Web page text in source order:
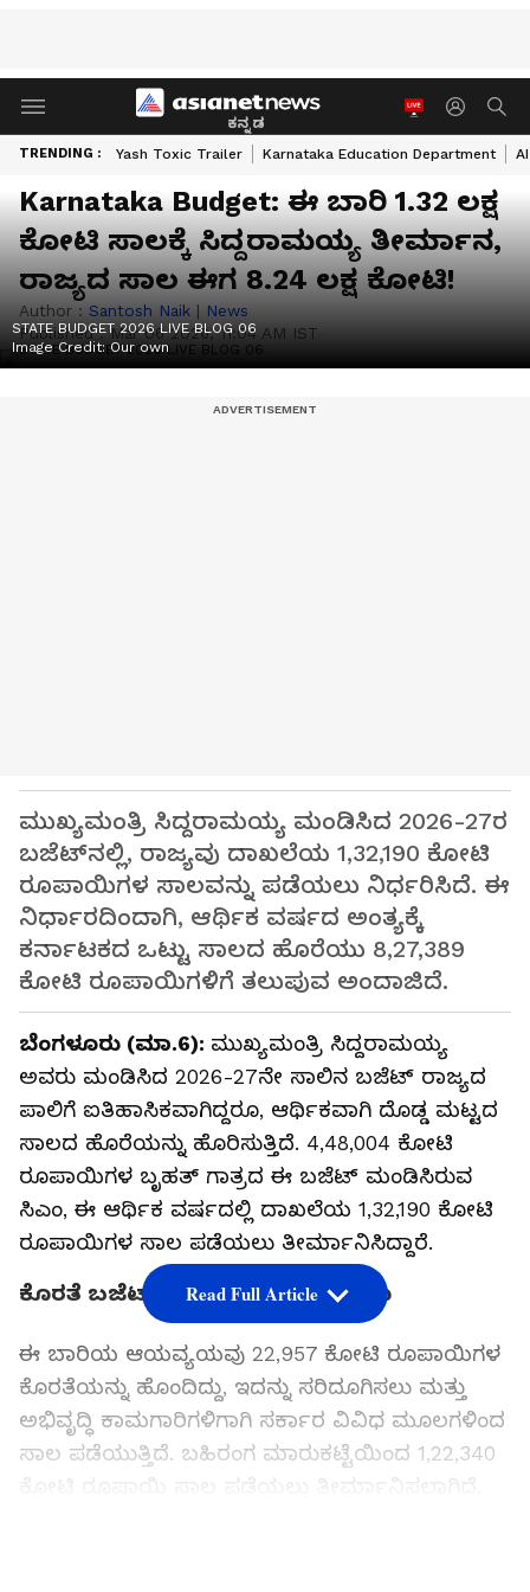
ಕನ್ನಡ
TRENDING : Yash Toxic Trailer Karnataka Education Department
Karnataka Budget: ಈ ಬಾರಿ 1.32 ಲಕ್ಷ
ಕೋಟಿ ಸಾಲಕ್ಕೆ ಸಿದ್ದರಾಮಯ್ಯ ತೀರ್ಮಾನ,
ರಾಜ್ಯದ ಸಾಲ ಈಗ 8.24 ಲಕ್ಷ ಕೋಟಿ!
Author : Santosh Naik | News
Published :Mar 06 2026, 11:04 AM IST
STATE BUDGET 2026 LIVE BLOG 06
Image Credit:Our own
ಮುಖ್ಯಮಂತ್ರಿ ಸಿದ್ದರಾಮಯ್ಯ ಮಂಡಿಸಿದ 2026-27ರ
ಬಜೆಟ್‌ನಲ್ಲಿ, ರಾಜ್ಯವು ದಾಖಲೆಯ 1,32,190 ಕೋಟಿ
ರೂಪಾಯಿಗಳ ಸಾಲವನ್ನು ಪಡೆಯಲು ನಿರ್ಧರಿಸಿದೆ. ಈ
ನಿರ್ಧಾರದಿಂದಾಗಿ, ಆರ್ಥಿಕ ವರ್ಷದ ಅಂತ್ಯಕ್ಕೆ
ಕರ್ನಾಟಕದ ಒಟ್ಟು ಸಾಲದ ಹೊರೆಯು 8,27,389
ಕೋಟಿ ರೂಪಾಯಿಗಳಿಗೆ ತಲುಪುವ ಅಂದಾಜಿದೆ.
ಬೆಂಗಳೂರು (ಮಾ.6): ಮುಖ್ಯಮಂತ್ರಿ ಸಿದ್ದರಾಮಯ್ಯ
ಅವರು ಮಂಡಿಸಿದ 2026-27ನೇ ಸಾಲಿನ ಬಜೆಟ್ ರಾಜ್ಯದ
ಪಾಲಿಗೆ ಐತಿಹಾಸಿಕವಾಗಿದ್ದರೂ, ಆರ್ಥಿಕವಾಗಿ ದೊಡ್ಡ ಮಟ್ಟದ
ಸಾಲದ ಹೊರೆಯನ್ನು ಹೊರಿಸುತ್ತಿದೆ. 4,48,004 ಕೋಟಿ
ರೂಪಾಯಿಗಳ ಬೃಹತ್ ಗಾತ್ರದ ಈ ಬಜೆಟ್ ಮಂಡಿಸಿರುವ
ಸಿಎಂ, ಈ ಆರ್ಥಿಕ ವರ್ಷದಲ್ಲಿ ದಾಖಲೆಯ 1,32,190 ಕೋಟಿ
ರೂಪಾಯಿಗಳ ಸಾಲ ಪಡೆಯಲು ತೀರ್ಮಾನಿಸಿದ್ದಾರೆ.
ಕೊರತೆ ಬಜೆಟ್ ಮತ್ತು ಸಾಲದ ಮೂಲಗಳು
ಈ ಬಾರಿಯ ಆಯವ್ಯಯವು 22,957 ಕೋಟಿ ರೂಪಾಯಿಗಳ
ಕೊರತೆಯನ್ನು ಹೊಂದಿದ್ದು, ಇದನ್ನು ಸರಿದೂಗಿಸಲು ಮತ್ತು
ಅಭಿವೃದ್ಧಿ ಕಾಮಗಾರಿಗಳಿಗಾಗಿ ಸರ್ಕಾರ ವಿವಿಧ ಮೂಲಗಳಿಂದ
ಸಾಲ ಪಡೆಯುತ್ತಿದೆ. ಬಹಿರಂಗ ಮಾರುಕಟ್ಟೆಯಿಂದ 1,22,340
Read Full Article